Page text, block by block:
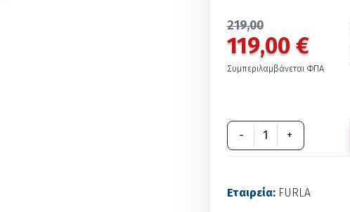
219,00
119,00 €
Συμπεριλαμβάνεται ΦΠΑ
- +
Εταιρεία: FURLA